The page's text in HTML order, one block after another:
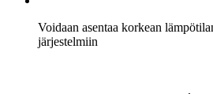
Voidaan asentaa korkean
järjestelmiin